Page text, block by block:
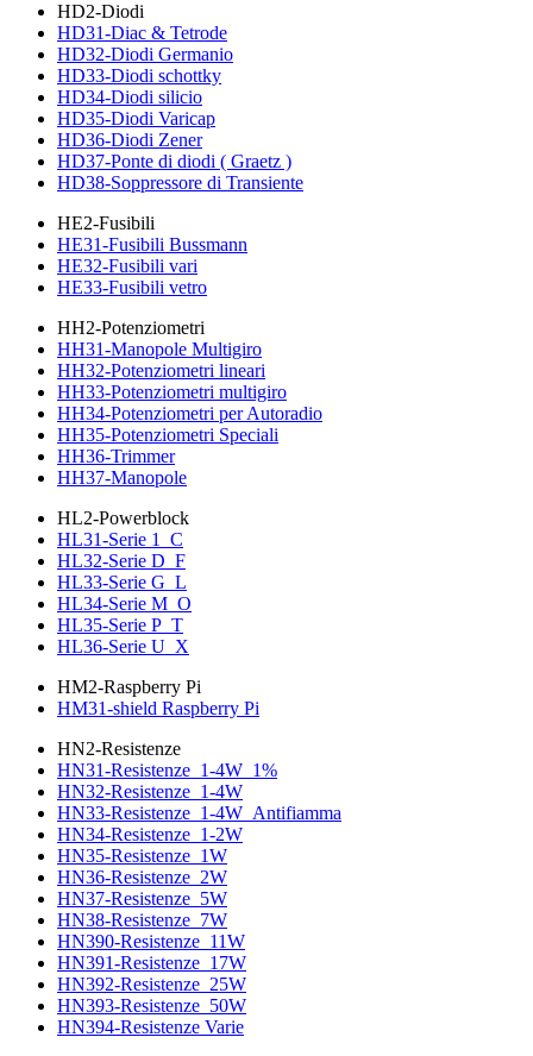
HD2-Diodi
HD31-Diac & Tetrode
HD32-Diodi Germanio
HD33-Diodi schottky
HD34-Diodi silicio
HD35-Diodi Varicap
HD36-Diodi Zener
HD37-Ponte di diodi ( Graetz )
HD38-Soppressore di Transiente
HE2-Fusibili
HE31-Fusibili Bussmann
HE32-Fusibili vari
HE33-Fusibili vetro
HH2-Potenziometri
HH31-Manopole Multigiro
HH32-Potenziometri lineari
HH33-Potenziometri multigiro
HH34-Potenziometri per Autoradio
HH35-Potenziometri Speciali
HH36-Trimmer
HH37-Manopole
HL2-Powerblock
HL31-Serie 1_C
HL32-Serie D_F
HL33-Serie G_L
HL34-Serie M_O
HL35-Serie P_T
HL36-Serie U_X
HM2-Raspberry Pi
HM31-shield Raspberry Pi
HN2-Resistenze
HN31-Resistenze_1-4W_1%
HN32-Resistenze_1-4W
HN33-Resistenze_1-4W_Antifiamma
HN34-Resistenze_1-2W
HN35-Resistenze_1W
HN36-Resistenze_2W
HN37-Resistenze_5W
HN38-Resistenze_7W
HN390-Resistenze_11W
HN391-Resistenze_17W
HN392-Resistenze_25W
HN393-Resistenze_50W
HN394-Resistenze Varie